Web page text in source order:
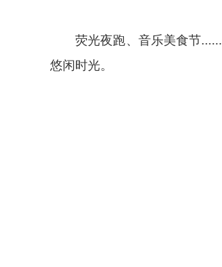
荧光夜跑、音乐美食节......
悠闲时光。